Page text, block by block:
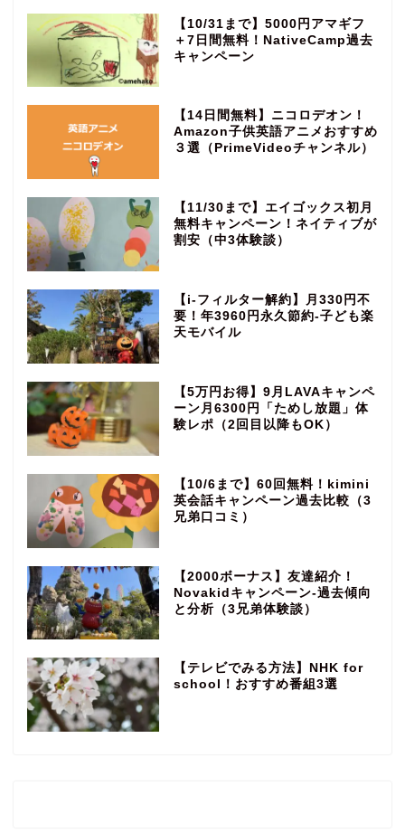
【10/31まで】5000円アマギフ
＋7日間無料！NativeCamp過去
キャンペーン
【14日間無料】ニコロデオン！
Amazon子供英語アニメおすすめ
３選（PrimeVideoチャンネル）
【11/30まで】エイゴックス初月
無料キャンペーン！ネイティブが
割安（中3体験談）
【i-フィルター解約】月330円不
要！年3960円永久節約‐子ども楽
天モバイル
【5万円お得】9月LAVAキャンペ
ーン月6300円「ためし放題」体
験レポ（2回目以降もOK）
【10/6まで】60回無料！kimini
英会話キャンペーン過去比較（3
兄弟口コミ）
【2000ボーナス】友達紹介！
Novakidキャンペーン‐過去傾向
と分析（3兄弟体験談）
【テレビでみる方法】NHK for
school！おすすめ番組3選